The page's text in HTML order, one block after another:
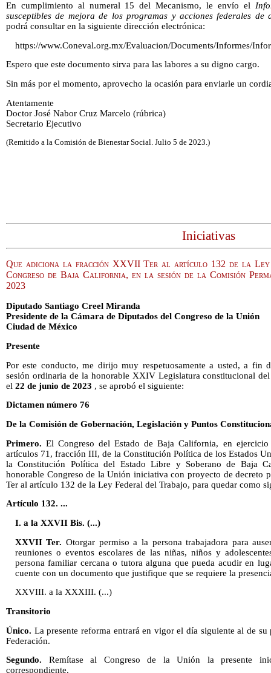
En cumplimiento al numeral 15 del Mecanismo, le envío el
susceptibles de mejora de los programas y acciones federales de
podrá consultar en la siguiente dirección electrónica:
https://www.Coneval.org.mx/Evaluacion/Documents/Informes/
Espero que este documento sirva para las labores a su digno cargo.
Sin más por el momento, aprovecho la ocasión para enviarle un
Atentamente
Doctor José Nabor Cruz Marcelo (rúbrica)
Secretario Ejecutivo
(Remitido a la Comisión de Bienestar Social. Julio 5 de 2023.)
Iniciativas
Que adiciona la fracción XXVII Ter al artículo 132 de la
Congreso de Baja California, en la sesión de la Comisión
2023
Diputado Santiago Creel Miranda
Presidente de la Cámara de Diputados del Congreso de la Unión
Ciudad de México
Presente
Por este conducto, me dirijo muy respetuosamente a usted, a fin
sesión ordinaria de la honorable XXIV Legislatura constitucional
el 22 de junio de 2023 , se aprobó el siguiente:
Dictamen número 76
De la Comisión de Gobernación, Legislación y Puntos
Primero. El Congreso del Estado de Baja California, en
artículos 71, fracción III, de la Constitución Política de los Estados
la Constitución Política del Estado Libre y Soberano de Baja
honorable Congreso de la Unión iniciativa con proyecto de
Ter al artículo 132 de la Ley Federal del Trabajo, para quedar como
Artículo 132. ...
I. a la XXVII Bis. (...)
XXVII Ter. Otorgar permiso a la persona trabajadora para
reuniones o eventos escolares de las niñas, niños y
persona familiar cercana o tutora alguna que pueda acudir en
cuente con un documento que justifique que se requiere la
XXVIII. a la XXXIII. (...)
Transitorio
Único. La presente reforma entrará en vigor el día siguiente al de
Federación.
Segundo. Remítase al Congreso de la Unión la presente
correspondiente.